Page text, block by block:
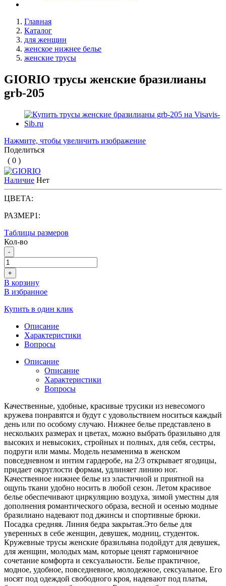
Главная
Каталог
для женщин
женское нижнее белье
женские трусы
GIORIO трусы женские бразилианы
grb-205
Нажмите, чтобы увеличить изображение
Поделиться
( 0 )
Наличие Нет
ЦВЕТА:
РАЗМЕР1:
Таблицы размеров
Кол-во
-
+
В корзину
В избранное
Купить в один клик
Описание
Характеристики
Вопросы
Описание
Описание
Характеристики
Вопросы
Качественные, удобные, красивые трусики из невесомого
кружева понравятся и будут с удовольствием носиться каждый
день или по особому случаю. Нижнее белье представлено в
нескольких размерах и цветах, можно выбрать бразильяно для
высоких и невысоких, стройных и полных, для себя, сестры,
подруги или мамы. Модель незаменима в женском
повседневном и интим гардеробе, на 2/3 открывает ягодицы,
придает округлости формам, удлиняет линию ног.
Качественное нижнее белье из эластичной и приятной на
ощупь ткани удобно носить в любой сезон. Летом красивое
белье обеспечивают циркуляцию воздуха, зимой уместны для
дополнения романтического образа, весной и осенью модные
бразилиано надевают под джинсы и спортивные брюки.
Посадка средняя. Линия бедра закрытая.Это белье для
уверенных в себе женщин, девушек, модниц, студенток.
Кружевные трусы женские бразильяна подойдут для девушек,
для женщин, молодых мам, которые ценят гармоничное
сочетание комфорта и сексуальности. Белье практичное,
модное, удобное, повседневное, молодежное, сексуальное. Его
носят под одеждой свободного кроя, надевают под платья,